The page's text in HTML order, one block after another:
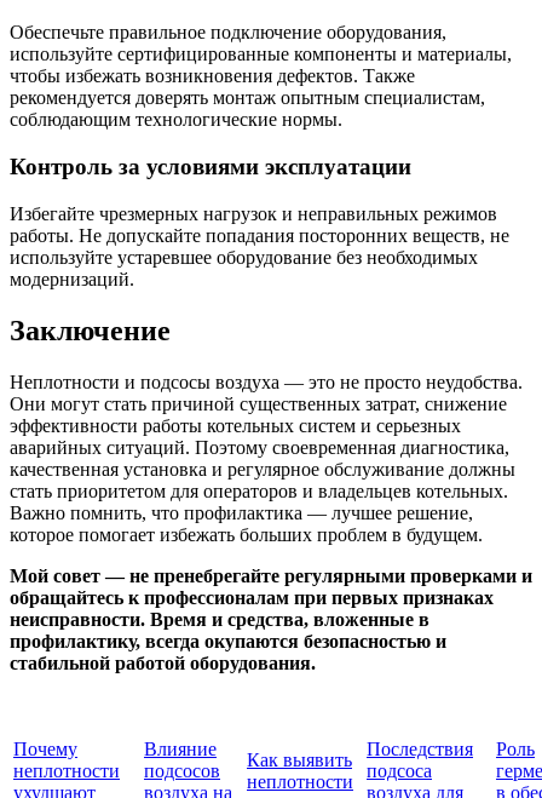
Обеспечьте правильное подключение оборудования,
используйте сертифицированные компоненты и материалы,
чтобы избежать возникновения дефектов. Также
рекомендуется доверять монтаж опытным специалистам,
соблюдающим технологические нормы.
Контроль за условиями эксплуатации
Избегайте чрезмерных нагрузок и неправильных режимов
работы. Не допускайте попадания посторонних веществ, не
используйте устаревшее оборудование без необходимых
модернизаций.
Заключение
Неплотности и подсосы воздуха — это не просто неудобства.
Они могут стать причиной существенных затрат, снижение
эффективности работы котельных систем и серьезных
аварийных ситуаций. Поэтому своевременная диагностика,
качественная установка и регулярное обслуживание должны
стать приоритетом для операторов и владельцев котельных.
Важно помнить, что профилактика — лучшее решение,
которое помогает избежать больших проблем в будущем.
Мой совет — не пренебрегайте регулярными проверками и
обращайтесь к профессионалам при первых признаках
неисправности. Время и средства, вложенные в
профилактику, всегда окупаются безопасностью и
стабильной работой оборудования.
Почему
неплотности
ухудшают
Влияние
подсосов
воздуха на
Как выявить
неплотности
Последствия
подсоса
воздуха для
Роль
в